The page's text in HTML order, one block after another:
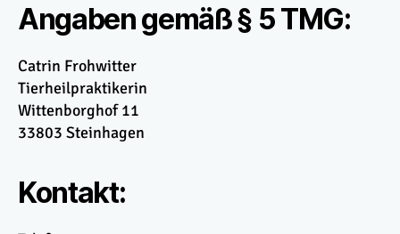
Angaben gemäß § 5 TMG:
Catrin Frohwitter
Tierheilpraktikerin
Wittenborghof 11
33803 Steinhagen
Kontakt: